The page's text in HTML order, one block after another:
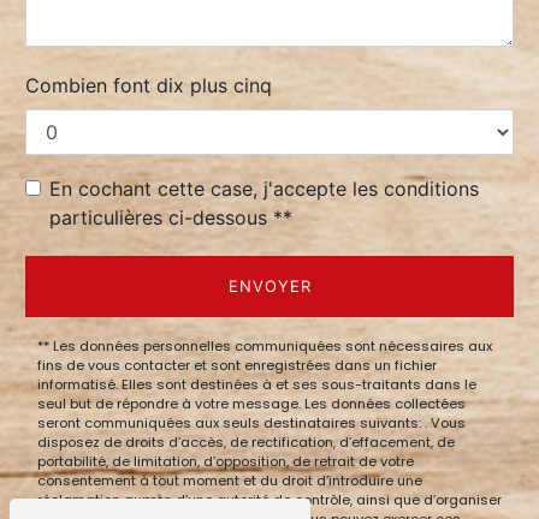
Combien font dix plus cinq
En cochant cette case, j'accepte les conditions
particulières ci-dessous **
ENVOYER
** Les données personnelles communiquées sont nécessaires aux
fins de vous contacter et sont enregistrées dans un fichier
informatisé. Elles sont destinées à et ses sous-traitants dans le
seul but de répondre à votre message. Les données collectées
seront communiquées aux seuls destinataires suivants: . Vous
disposez de droits d’accès, de rectification, d’effacement, de
portabilité, de limitation, d’opposition, de retrait de votre
consentement à tout moment et du droit d’introduire une
réclamation auprès d’une autorité de contrôle, ainsi que d’organiser